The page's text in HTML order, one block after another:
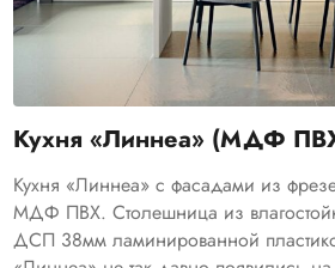
Кухня «Линнеа» (МДФ
Кухня «Линнеа» с фасадами из
МДФ ПВХ. Столешница из
ДСП 38мм ламинированной